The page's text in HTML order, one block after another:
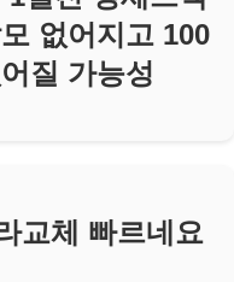
없어지고 100
질 가능성
교체 빠르네요